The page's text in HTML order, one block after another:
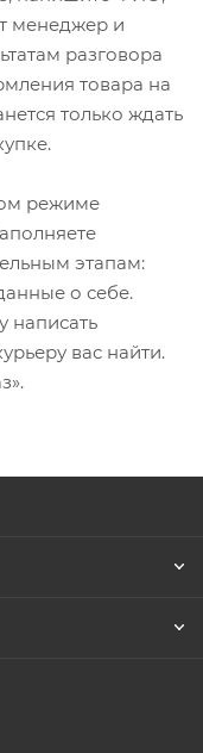
менеджер и
разговора
товара на
только ждать
режиме
этапам:
о себе.
написать
вас найти.